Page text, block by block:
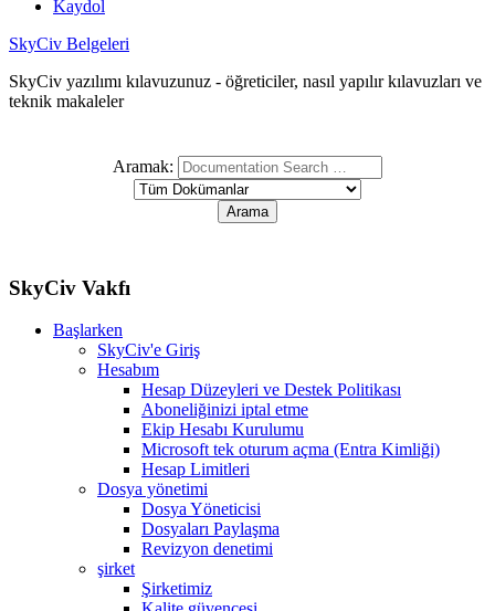
Kaydol
SkyCiv Belgeleri
SkyCiv yazılımı kılavuzunuz - öğreticiler, nasıl yapılır kılavuzları ve
teknik makaleler
Aramak:
SkyCiv Vakfı
Başlarken
SkyCiv'e Giriş
Hesabım
Hesap Düzeyleri ve Destek Politikası
Aboneliğinizi iptal etme
Ekip Hesabı Kurulumu
Microsoft tek oturum açma (Entra Kimliği)
Hesap Limitleri
Dosya yönetimi
Dosya Yöneticisi
Dosyaları Paylaşma
Revizyon denetimi
şirket
Şirketimiz